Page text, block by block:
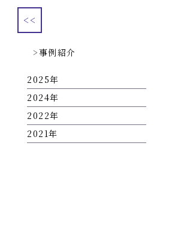
事例紹介
2025
2024
2022
2021
<<